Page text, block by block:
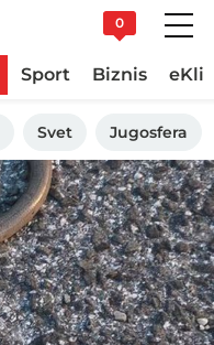
0
Sport Biznis
Svet Jugosfera